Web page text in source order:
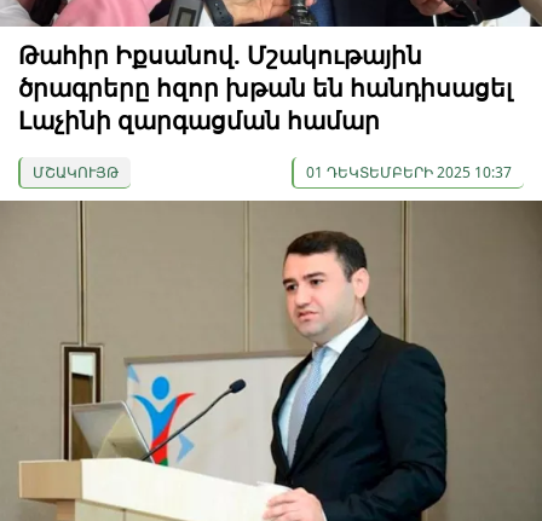
Թահիր Իքսանով. Մշակութային
ծրագրերը հզոր խթան են հանդիսացել
Լաչինի զարգացման համար
ՄՇԱԿՈՒՅԹ 01 ԴԵԿՏԵՄԲԵՐԻ 2025 10:37